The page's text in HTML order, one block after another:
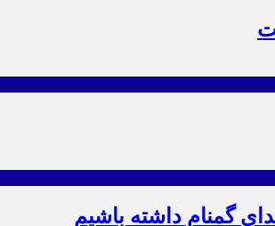
گمنام داشته باشیم